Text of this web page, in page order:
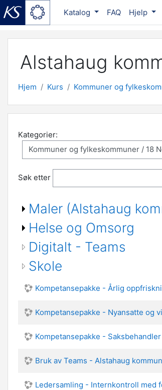
Katalog FAQ Hjelp
Alstahaug
Hjem Kurs Kommuner og
Kategorier:
Søk etter
Maler (Alstahaug
Helse og Omsorg
Digitalt - Teams
Skole
Kompetansepakke - Årlig
Kompetansepakke - Nyansatte og
Kompetansepakke -
Bruk av Teams - Alstahaug
Ledersamling - Internkontroll med